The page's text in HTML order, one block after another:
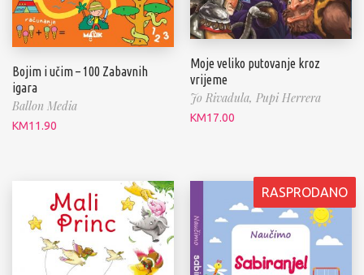
Bojim i učim – 100 Zabavnih
igara
Ballon Media
KM11.90
Moje veliko putovanje kroz
vrijeme
Jo Rivadula, Pupi Herrera
KM17.00
RASPRODANO